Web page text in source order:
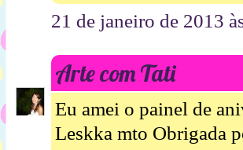
21 de janeiro de 2013
Arte com Tati
Eu amei o painel de
Leskka mto Obrigada